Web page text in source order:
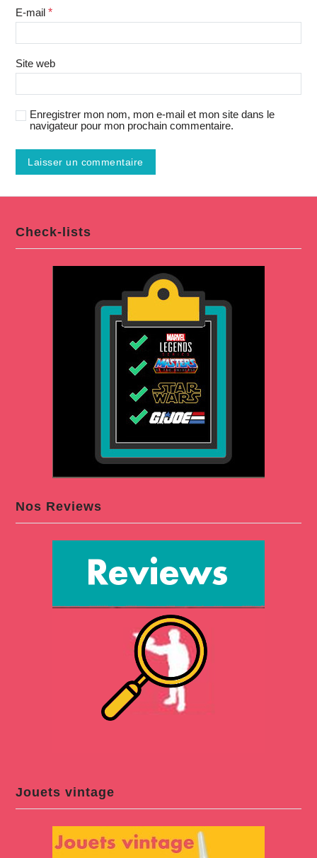
E-mail *
Site web
Enregistrer mon nom, mon e-mail et mon site dans le
navigateur pour mon prochain commentaire.
Check-lists
Nos Reviews
Jouets vintage